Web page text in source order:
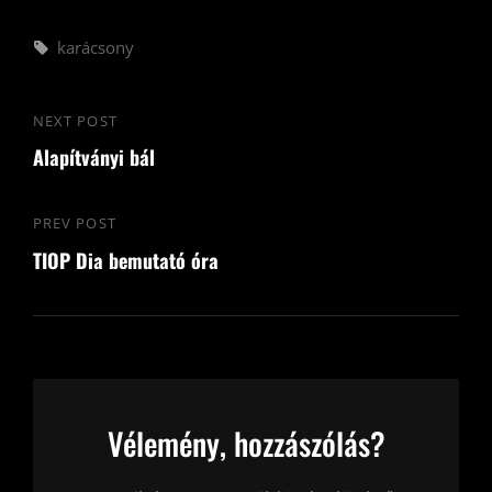
Tags,
karácsony
Bejegyzés
navigáció
Previous
Post
PREV POST
TIOP Dia bemutató óra
Next
Post
NEXT POST
Alapítványi bál
Vélemény, hozzászólás?